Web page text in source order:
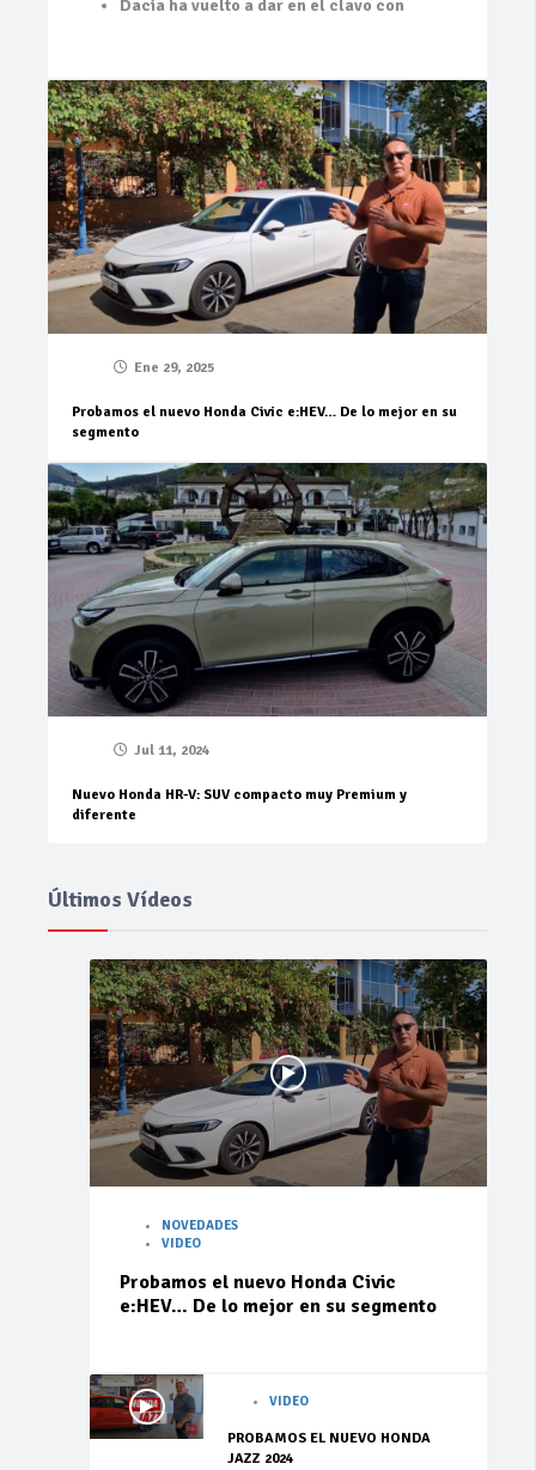
Dacia ha vuelto a dar en el clavo con
Ene 29, 2025
Probamos el nuevo Honda Civic e:HEV… De lo mejor en su
segmento
Jul 11, 2024
Nuevo Honda HR-V: SUV compacto muy Premium y
diferente
Últimos Vídeos
NOVEDADES
VIDEO
Probamos el nuevo Honda Civic
e:HEV… De lo mejor en su segmento
VIDEO
PROBAMOS EL NUEVO HONDA
JAZZ 2024